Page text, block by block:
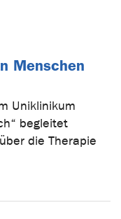
Menschen
Uniklinikum
begleitet
die Therapie